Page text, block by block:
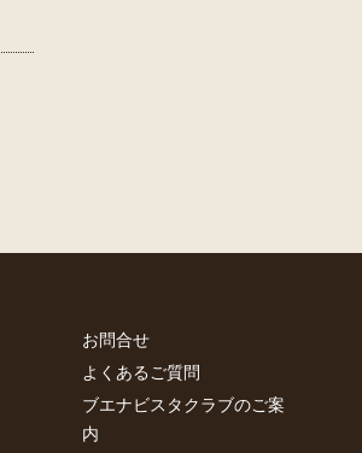
お問合せ
よくあるご質問
ブエナビスタクラブのご案
内